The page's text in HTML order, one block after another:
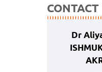
CONTACT
Dr